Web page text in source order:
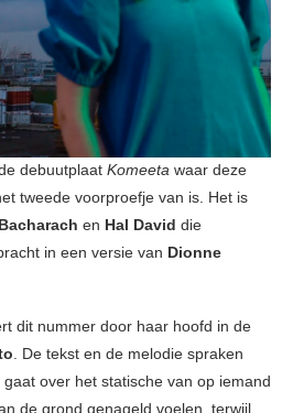
debuutplaat Komeeta waar deze
tweede voorproefje van is. Het is
en Hal David die
in een versie van Dionne
dit nummer door haar hoofd in de
. De tekst en de melodie spraken
over het statische van op iemand
de grond genageld voelen, terwijl